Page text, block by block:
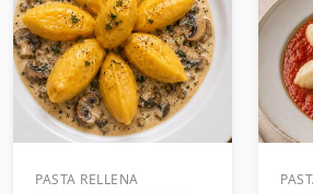
PASTA RELLENA